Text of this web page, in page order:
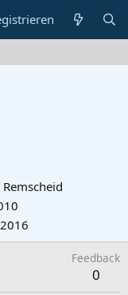
Remscheid
Feedback
0